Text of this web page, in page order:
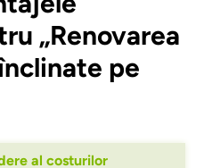
„Renovarea
pe
al costurilor